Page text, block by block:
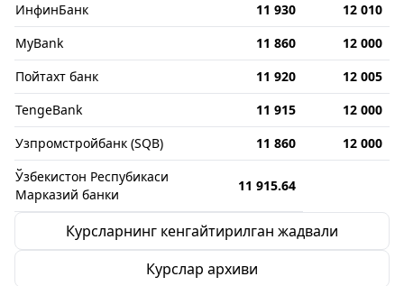
ИнфинБанк 11 930
12 010
MyBank
11 860
12 000
Пойтахт банк
11 920
12 005
TengeBank
11 915
12 000
Узпромстройбанк (SQB)
11 860
12 000
Ўзбекистон Респубикаси
Марказий банки
11 915.64
Курсларнинг кенгайтирилган жадвали
Курслар архиви